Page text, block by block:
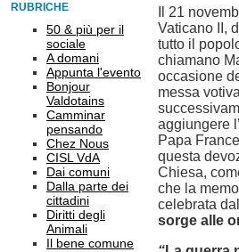
RUBRICHE
50 & più per il
sociale
A domani
Appunta l'evento
Bonjour
Valdotains
Camminar
pensando
Chez Nous
CISL VdA
Dai comuni
Dalla parte dei
cittadini
Diritti degli
Animali
Il bene comune
Il 21
Vaticano II,
tutto il
chiamano
occasione
messa
aggiungere
Papa
questa
Chiesa,
che la
celebrata
sorge alle